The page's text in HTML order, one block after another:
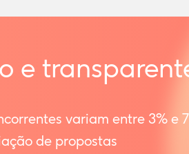
e
variam entre 3% e
de propostas